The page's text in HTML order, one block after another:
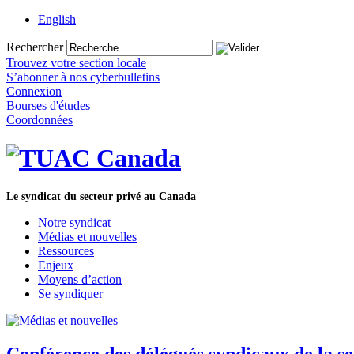
English
Rechercher
Trouvez votre section locale
S’abonner à nos cyberbulletins
Connexion
Bourses d'études
Coordonnées
Le syndicat du secteur privé au Canada
Notre syndicat
Médias et nouvelles
Ressources
Enjeux
Moyens d’action
Se syndiquer